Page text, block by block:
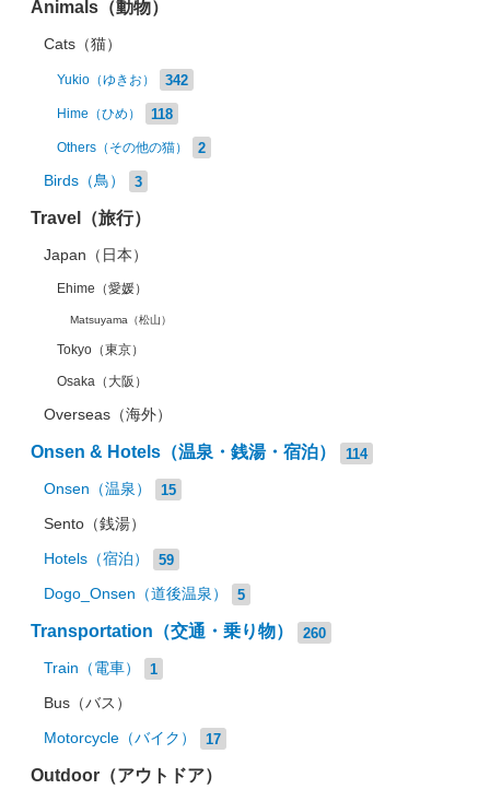
Animals（動物）
Cats（猫）
Yukio（ゆきお） 342
Hime（ひめ） 118
Others（その他の猫） 2
Birds（鳥） 3
Travel（旅行）
Japan（日本）
Ehime（愛媛）
Matsuyama（松山）
Tokyo（東京）
Osaka（大阪）
Overseas（海外）
Onsen & Hotels（温泉・銭湯・宿泊） 114
Onsen（温泉） 15
Sento（銭湯）
Hotels（宿泊） 59
Dogo_Onsen（道後温泉） 5
Transportation（交通・乗り物） 260
Train（電車） 1
Bus（バス）
Motorcycle（バイク） 17
Outdoor（アウトドア）